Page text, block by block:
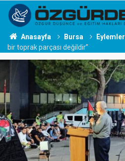
Anasayfa Bursa Eylemler
bir toprak parçası değildir”